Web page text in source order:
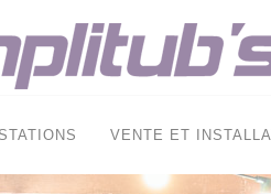
VENTE ET